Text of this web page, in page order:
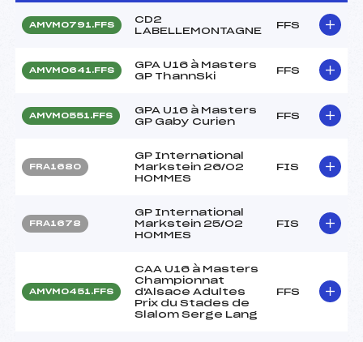
AMVM0791.FFS
CD2
LABELLEMONTAGNE
FFS
AMVM0641.FFS
GPA U16 à Masters
GP ThannSki
FFS
AMVM0551.FFS
GPA U16 à Masters
GP Gaby Curien
FFS
FRA1680
GP International
Markstein 26/02
HOMMES
FIS
FRA1678
GP International
Markstein 25/02
HOMMES
FIS
AMVM0451.FFS
CAA U16 à Masters
Championnat
d'Alsace Adultes
Prix du Stades de
Slalom Serge Lang
FFS